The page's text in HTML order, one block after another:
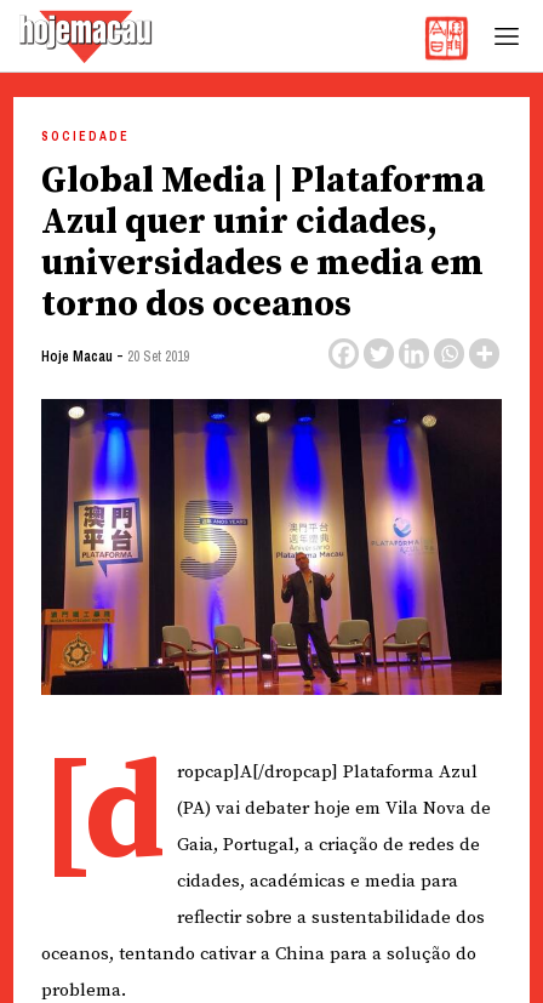
content
SOCIEDADE
Global Media | Plataforma
Azul quer unir cidades,
universidades e media em
torno dos oceanos
Hoje Macau - 20 Set 2019
[d
ropcap]A[/dropcap] Plataforma Azul
(PA) vai debater hoje em Vila Nova de
Gaia, Portugal, a criação de redes de
cidades, académicas e media para
reflectir sobre a sustentabilidade dos
oceanos, tentando cativar a China para a solução do
problema.